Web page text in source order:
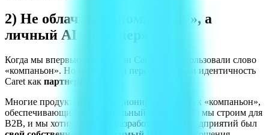
2) Не облачный «компаньон», а
личный AI «партнер»
Когда мы впервые определили Caret, мы использовали слово
«компаньон». Но недавно мы переопределили идентичность
Caret как партнера
Многие продукты ИИ позиционируют себя как «компаньон»,
обеспечивающий эмоциональный комфорт. Но мы строим для
B2B, и мы хотим, чтобы у разработчиков и предприятий был